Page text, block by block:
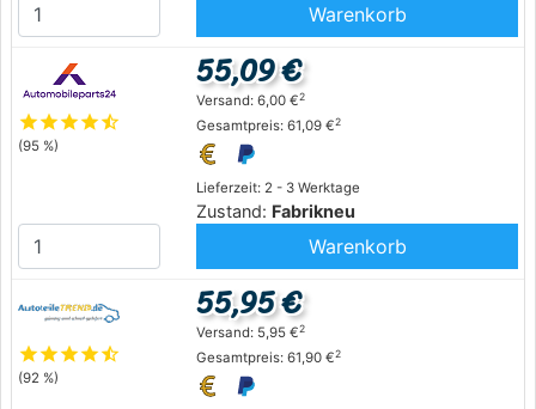
Warenkorb
starstarstarstarstar_half
(95 %)
Lieferzeit: 2 - 3 Werktage
Zustand: Fabrikneu
55,09 €
Versand: 6,00 €2
Gesamtpreis: 61,09 €2
Warenkorb
starstarstarstarstar_half
(92 %)
55,95 €
Versand: 5,95 €2
Gesamtpreis: 61,90 €2